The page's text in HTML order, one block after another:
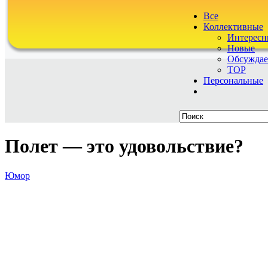
Все
Коллективные
Новые
TOP
Персональные
Полет — это удовольствие?
Юмор